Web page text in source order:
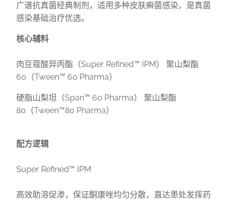
广谱抗真菌经典制剂，适用多种皮肤癣菌感染，是真菌
感染基础治疗优选。
核心辅料
肉豆蔻酸异丙酯（Super Refined™ IPM） 聚山梨酯
60（Tween™ 60 Pharma）
硬脂山梨坦（Span™ 60 Pharma） 聚山梨酯
80（Tween™80 Pharma）
配方逻辑
Super Refined™ IPM
高效助溶促渗，保证酮康唑均匀分散，直达患处发挥药